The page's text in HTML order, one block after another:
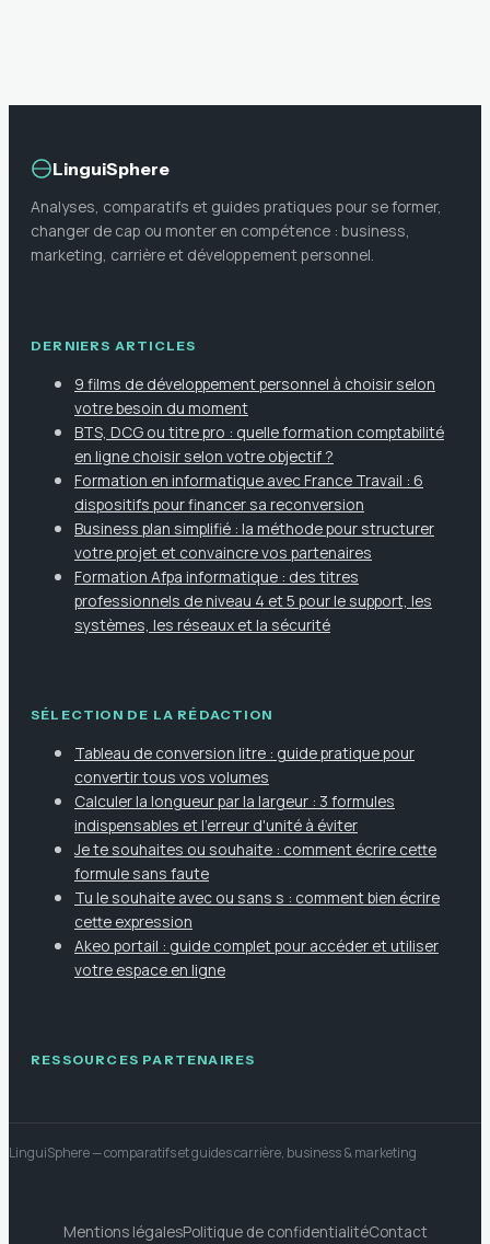
LinguiSphere
Analyses, comparatifs et guides pratiques pour se former,
changer de cap ou monter en compétence : business,
marketing, carrière et développement personnel.
DERNIERS ARTICLES
9 films de développement personnel à choisir selon
votre besoin du moment
BTS, DCG ou titre pro : quelle formation comptabilité
en ligne choisir selon votre objectif ?
Formation en informatique avec France Travail : 6
dispositifs pour financer sa reconversion
Business plan simplifié : la méthode pour structurer
votre projet et convaincre vos partenaires
Formation Afpa informatique : des titres
professionnels de niveau 4 et 5 pour le support, les
systèmes, les réseaux et la sécurité
SÉLECTION DE LA RÉDACTION
Tableau de conversion litre : guide pratique pour
convertir tous vos volumes
Calculer la longueur par la largeur : 3 formules
indispensables et l'erreur d'unité à éviter
Je te souhaites ou souhaite : comment écrire cette
formule sans faute
Tu le souhaite avec ou sans s : comment bien écrire
cette expression
Akeo portail : guide complet pour accéder et utiliser
votre espace en ligne
RESSOURCES PARTENAIRES
LinguiSphere— comparatifs et guides carrière, business & marketing
Mentions légalesPolitique de confidentialitéContact